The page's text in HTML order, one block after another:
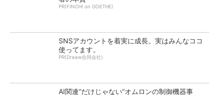
PR(FINCHI on GOETHE)
SNSアカウントを着実に成長。実はみんなココ
使ってます。
PR(Dreaw合同会社)
AI関連“だけじゃない”オムロンの制御機器事